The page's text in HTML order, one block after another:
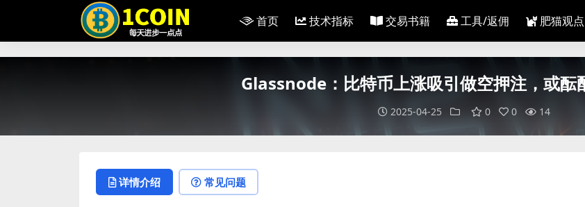
首页 技术指标 交易书籍 工具/返佣 肥猫观点
Glassnode：比特币上涨吸引做空押注，或酝
2025-04-25 0 0 14
详情介绍 常见问题